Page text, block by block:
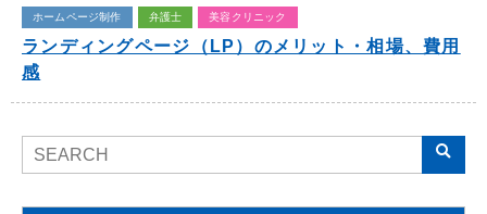
ホームページ制作 弁護士 美容クリニック
ランディングページ（LP）のメリット・相場、費用
感